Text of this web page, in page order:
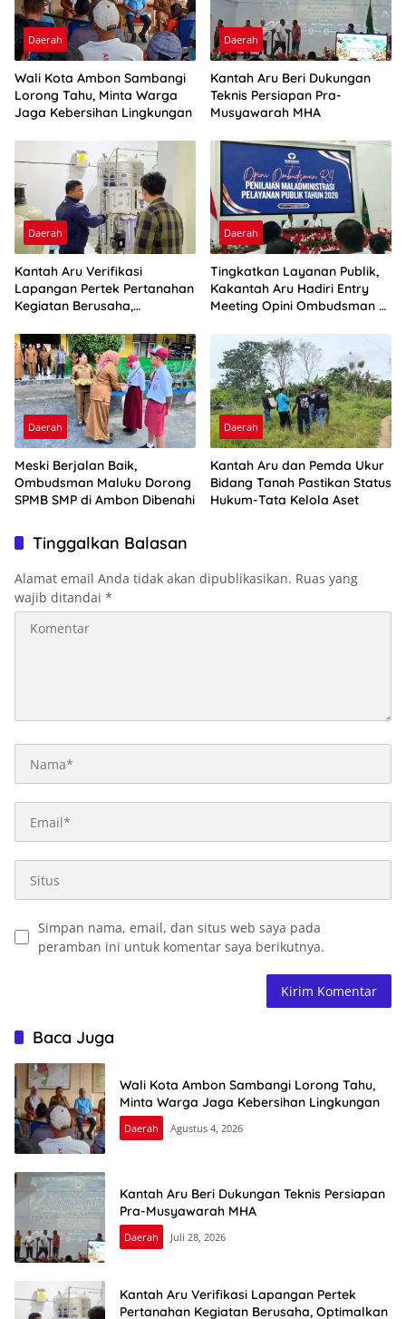
Daerah
Wali Kota Ambon Sambangi
Lorong Tahu, Minta Warga
Jaga Kebersihan Lingkungan
Daerah
Kantah Aru Beri Dukungan
Teknis Persiapan Pra-
Musyawarah MHA
Daerah
Kantah Aru Verifikasi
Lapangan Pertek Pertanahan
Kegiatan Berusaha,
Daerah
Tingkatkan Layanan Publik,
Kakantah Aru Hadiri Entry
Meeting Opini Ombudsman RI
Daerah
Meski Berjalan Baik,
Ombudsman Maluku Dorong
SPMB SMP di Ambon Dibenahi
Daerah
Kantah Aru dan Pemda Ukur
Bidang Tanah Pastikan Status
Hukum-Tata Kelola Aset
Tinggalkan Balasan
Alamat email Anda tidak akan dipublikasikan. Ruas yang
wajib ditandai *
Simpan nama, email, dan situs web saya pada
peramban ini untuk komentar saya berikutnya.
Baca Juga
Wali Kota Ambon Sambangi Lorong Tahu,
Minta Warga Jaga Kebersihan Lingkungan
Daerah Agustus 4, 2026
Kantah Aru Beri Dukungan Teknis Persiapan
Pra-Musyawarah MHA
Daerah Juli 28, 2026
Kantah Aru Verifikasi Lapangan Pertek
Pertanahan Kegiatan Berusaha, Optimalkan